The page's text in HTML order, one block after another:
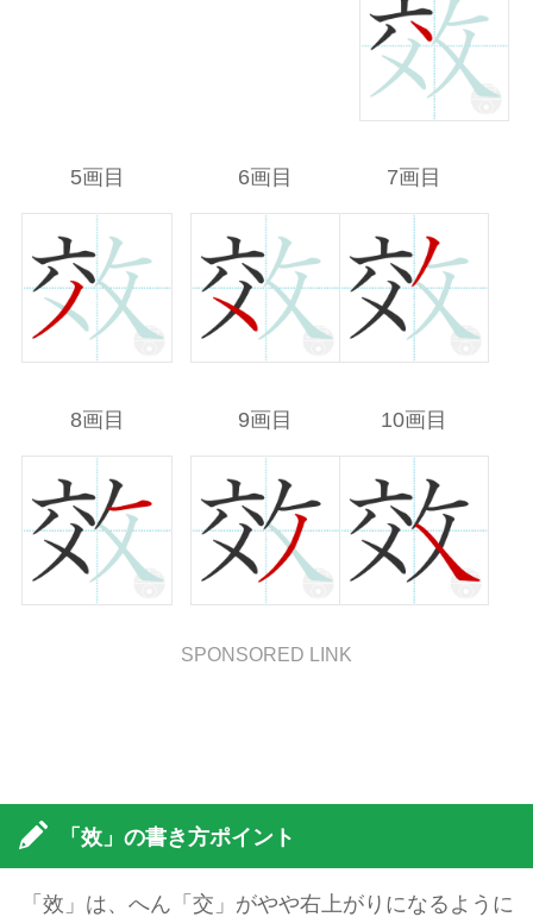
5画目 6画目 7画目
8画目 9画目 10画目
SPONSORED LINK
「效」の書き方ポイント
「效」は、へん「交」がやや右上がりになるように